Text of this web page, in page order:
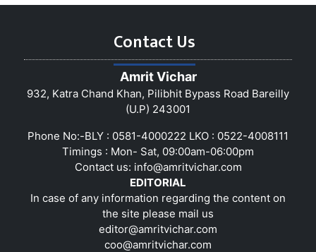
Contact Us
Amrit Vichar
932, Katra Chand Khan, Pilibhit Bypass Road Bareilly
(U.P) 243001
Phone No:-BLY : 0581-4000222 LKO : 0522-4008111
Timings : Mon- Sat, 09:00am-06:00pm
Contact us: info@amritvichar.com
EDITORIAL
In case of any information regarding the content on
the site please mail us
editor@amritvichar.com
coo@amritvichar.com